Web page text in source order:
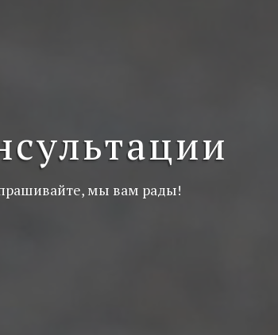
мы вам рады!